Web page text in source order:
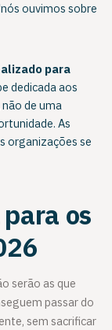
ouvimos sobre
para
dedicada aos
de uma
As
organizações se
os
serão as que
passar do
sem sacrificar